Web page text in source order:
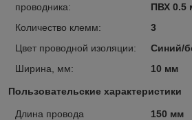
проводника:
ПВХ 0.5
Количество клемм:
3
Цвет проводной изоляции:
Синий/
Ширина, мм:
10 мм
Пользовательские характеристики
Длина провода
150 мм